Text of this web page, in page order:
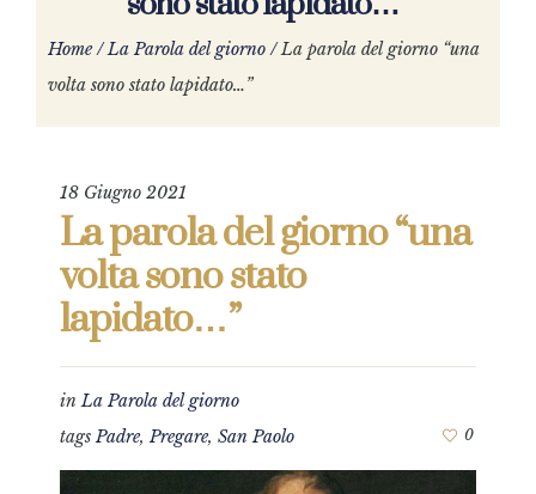
Home /La Parola del giorno /La parola del giorno “una
volta sono stato lapidato…”
18 Giugno 2021
La parola del giorno “una
volta sono stato
lapidato…”
inLa Parola del giorno
tagsPadre,Pregare, San Paolo 0